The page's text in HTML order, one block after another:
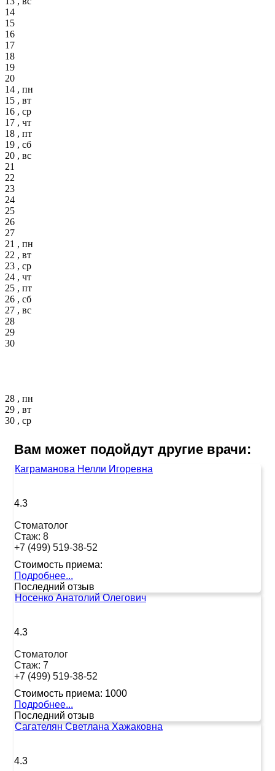
14
15
16
17
18
19
20
14 , пн
15 , вт
16 , ср
17 , чт
18 , пт
19 , сб
20 , вс
21
22
23
24
25
26
27
21 , пн
22 , вт
23 , ср
24 , чт
25 , пт
26 , сб
27 , вс
28
29
30
28 , пн
29 , вт
30 , ср
Вам может подойдут другие врачи:
Каграманова Нелли Игоревна
4.3
Стоматолог
Стаж: 8
+7 (499) 519-38-52
Стоимость приема:
Подробнее...
Последний отзыв
Носенко Анатолий Олегович
4.3
Стоматолог
Стаж: 7
+7 (499) 519-38-52
Стоимость приема: 1000
Подробнее...
Последний отзыв
Сагателян Светлана Хажаковна
4.3